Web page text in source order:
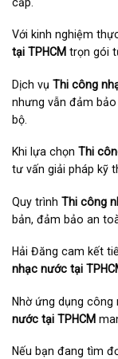
Với kinh nghiệm
tại TPHCM trọn gói
Dịch vụ Thi công
nhưng vẫn đảm
bộ.
Khi lựa chọn Thi
tư vấn giải pháp kỹ
Quy trình Thi công
bản, đảm bảo an
Hải Đăng cam kết
nhạc nước tại
Nhờ ứng dụng công
nước tại TPHCM
Nếu bạn đang tìm